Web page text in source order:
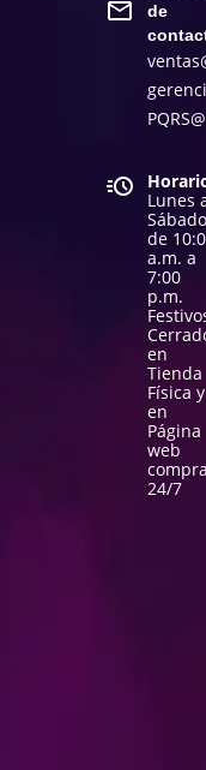
de
Lunes
Sábado
de
a.m. a
7:00
p.m.
en
Tienda
Física y
en
Página
web
compra
24/7